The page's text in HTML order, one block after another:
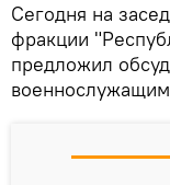
Сегодня на
фракции
предложил